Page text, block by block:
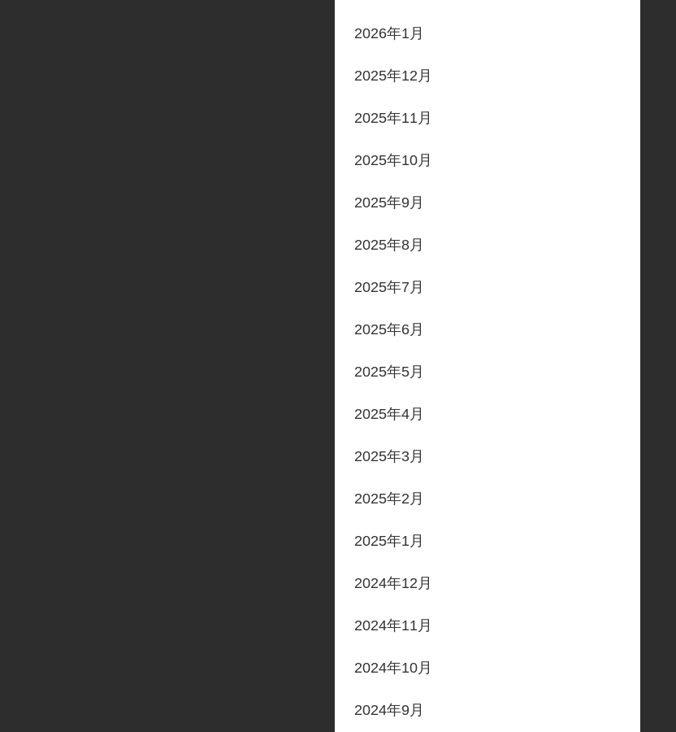
2026年1月
2025年12月
2025年11月
2025年10月
2025年9月
2025年8月
2025年7月
2025年6月
2025年5月
2025年4月
2025年3月
2025年2月
2025年1月
2024年12月
2024年11月
2024年10月
2024年9月